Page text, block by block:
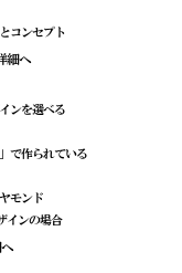
コンセプト
細へ
ンを選べる
で作られている
モンド
インの場合